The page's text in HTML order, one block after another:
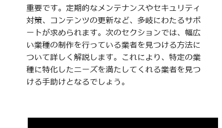
重要です。定期的なメンテナンスやセキュリティ
対策、コンテンツの更新など、多岐にわたるサポ
ートが求められます。次のセクションでは、幅広
い業種の制作を行っている業者を見つける方法に
ついて詳しく解説します。これにより、特定の業
種に特化したニーズを満たしてくれる業者を見つ
ける手助けとなるでしょう。